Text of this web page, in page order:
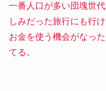
一番人口が多い団塊世
しみだった旅行にも行け
お金を使う機会がなっ
てる。